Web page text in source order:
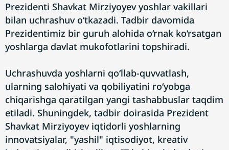
Prezidenti Shavkat Mirziyoyev yoshlar vakillari
bilan uchrashuv o‘tkazadi. Tadbir davomida
Prezidentimiz bir guruh alohida o‘rnak ko‘rsatgan
yoshlarga davlat mukofotlarini topshiradi.
Uchrashuvda yoshlarni qo‘llab-quvvatlash,
ularning salohiyati va qobiliyatini ro‘yobga
chiqarishga qaratilgan yangi tashabbuslar taqdim
etiladi. Shuningdek, tadbir doirasida Prezident
Shavkat Mirziyoyev iqtidorli yoshlarning
innovatsiyalar, "yashil" iqtisodiyot, kreativ